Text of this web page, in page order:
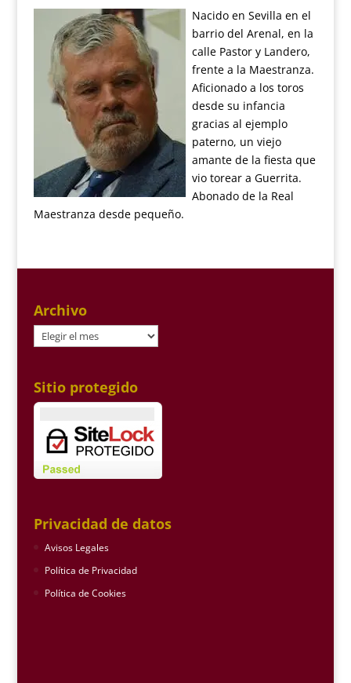
Nacido en Sevilla en el
barrio del Arenal, en la
calle Pastor y Landero,
frente a la Maestranza.
Aficionado a los toros
desde su infancia
gracias al ejemplo
paterno, un viejo
amante de la fiesta que
vio torear a Guerrita.
Abonado de la Real
Maestranza desde pequeño.
Archivo
Archivo
Sitio protegido
Privacidad de datos
Avisos Legales
Política de Privacidad
Política de Cookies